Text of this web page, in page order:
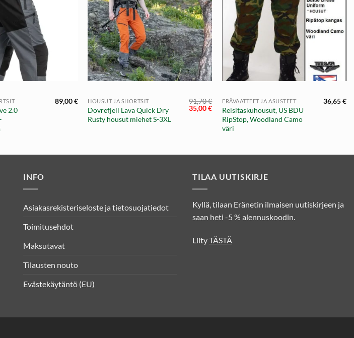
2.0
89,00€
+
HOUSUT JA SHORTSIT
Dovrefjell Lava Quick Dry
Rusty housut miehet S-3XL
91,70€
Alkuperäinen
hinta
35,00€Nykyinen
hinta
35,00 €.
+
ERÄVAATTEET JA ASUSTEET
Reisitaskuhousut, US BDU
RipStop, Woodland Camo
väri
36,65€
INFO
Asiakasrekisteriseloste ja tietosuojatiedot
Toimitusehdot
Maksutavat
Tilausten nouto
Evästekäytäntö (EU)
TILAA UUTISKIRJE
Kyllä, tilaan Eränetin ilmaisen uutiskirjeen ja
saan heti -5 % alennuskoodin.
LiityTÄSTÄ